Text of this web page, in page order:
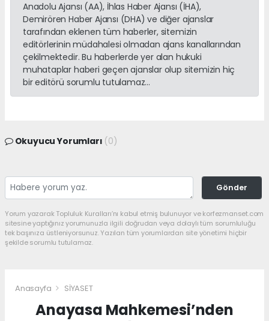
Anadolu Ajansı (AA), İhlas Haber Ajansı (İHA),
Demirören Haber Ajansı (DHA) ve diğer ajanslar
tarafından eklenen tüm haberler, sitemizin
editörlerinin müdahalesi olmadan ajans kanallarından
çekilmektedir. Bu haberlerde yer alan hukuki
muhataplar haberi geçen ajanslar olup sitemizin hiç
bir editörü sorumlu tutulamaz...
Okuyucu Yorumları (0)
Gönder
Yorum yazarak Topluluk Kuralları’nı kabul etmiş bulunuyor ve korfezmanset.com
sitesine yaptığınız yorumunuzla ilgili doğrudan veya dolaylı tüm sorumluluğu
tek başınıza üstleniyorsunuz. Yazılan tüm yorumlardan site yönetimi hiçbir
şekilde sorumlu tutulamaz.
Anasayfa SİYASET
Anayasa Mahkemesi’nden